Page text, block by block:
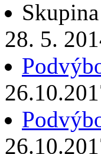
28. 5.